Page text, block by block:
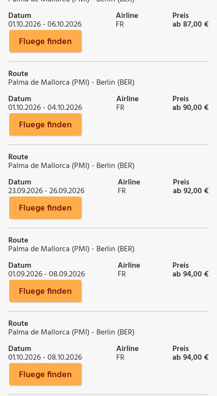
Datum
01.10.2026 - 06.10.2026
Airline
FR
Preis
ab 87,00 €
Fluege finden
Route
Palma de Mallorca (PMI) - Berlin (BER)
Datum
01.10.2026 - 04.10.2026
Airline
FR
Preis
ab 90,00 €
Fluege finden
Route
Palma de Mallorca (PMI) - Berlin (BER)
Datum
23.09.2026 - 26.09.2026
Airline
FR
Preis
ab 92,00 €
Fluege finden
Route
Palma de Mallorca (PMI) - Berlin (BER)
Datum
01.09.2026 - 08.09.2026
Airline
FR
Preis
ab 94,00 €
Fluege finden
Route
Palma de Mallorca (PMI) - Berlin (BER)
Datum
01.10.2026 - 08.10.2026
Airline
FR
Preis
ab 94,00 €
Fluege finden